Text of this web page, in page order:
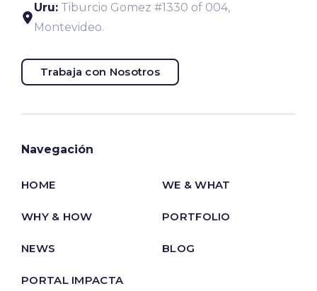
Uru: Tiburcio Gomez #1330 of 004,
Montevideo.
Trabaja con Nosotros
Navegación
HOME WE & WHAT
WHY & HOW PORTFOLIO
NEWS BLOG
PORTAL IMPACTA